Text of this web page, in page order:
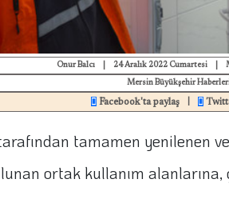
Onur Balcı 24 Aralık 2022 Cumartesi
Mersin Büyükşehir
Facebook'ta paylaş
tamamen yenilenen
ortak kullanım